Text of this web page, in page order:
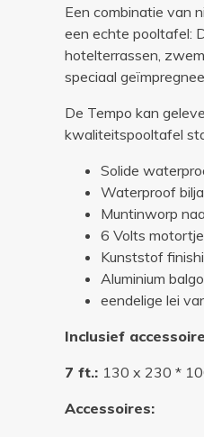
Een combinatie van
een echte pooltafel:
hotelterrassen,
speciaal
De Tempo kan
kwaliteitspooltafel
Solide
Waterproof
Muntinworp
6 Volts motortje
Kunststof
Aluminium
eendelige lei
Inclusief
7 ft.: 130 x 230 *
Accessoires: